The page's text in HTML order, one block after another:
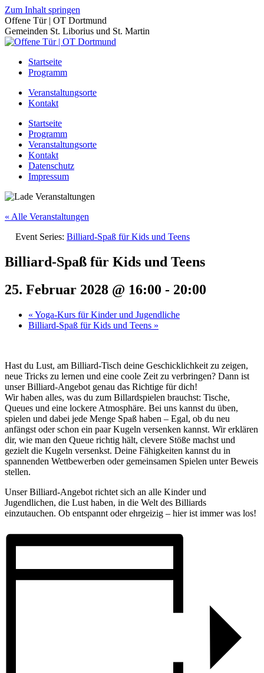
Zum Inhalt springen
Offene Tür | OT Dortmund
Gemeinden St. Liborius und St. Martin
Startseite
Programm
Veranstaltungsorte
Kontakt
Startseite
Programm
Veranstaltungsorte
Kontakt
Datenschutz
Impressum
« Alle Veranstaltungen
Event Series: Billiard-Spaß für Kids und Teens
Billiard-Spaß für Kids und Teens
25. Februar 2028 @ 16:00 - 20:00
« Yoga-Kurs für Kinder und Jugendliche
Billiard-Spaß für Kids und Teens »
Hast du Lust, am Billiard-Tisch deine Geschicklichkeit zu zeigen,
neue Tricks zu lernen und eine coole Zeit zu verbringen? Dann ist
unser Billiard-Angebot genau das Richtige für dich!
Wir haben alles, was du zum Billardspielen brauchst: Tische,
Queues und eine lockere Atmosphäre. Bei uns kannst du üben,
spielen und dabei jede Menge Spaß haben – Egal, ob du neu
anfängst oder schon ein paar Kugeln versenken kannst. Wir erklären
dir, wie man den Queue richtig hält, clevere Stöße machst und
gezielt die Kugeln versenkst. Deine Fähigkeiten kannst du in
spannenden Wettbewerben oder gemeinsamen Spielen unter Beweis
stellen.
Unser Billiard-Angebot richtet sich an alle Kinder und
Jugendlichen, die Lust haben, in die Welt des Billiards
einzutauchen. Ob entspannt oder ehrgeizig – hier ist immer was los!